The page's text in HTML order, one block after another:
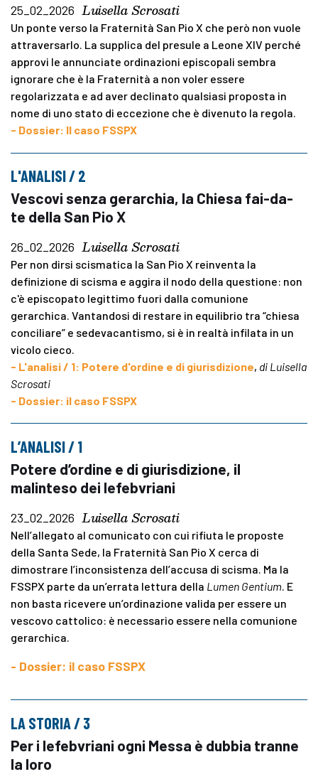
25_02_2026 Luisella Scrosati
Un ponte verso la Fraternità San Pio X che però non vuole
attraversarlo. La supplica del presule a Leone XIV perché
approvi le annunciate ordinazioni episcopali sembra
ignorare che è la Fraternità a non voler essere
regolarizzata e ad aver declinato qualsiasi proposta in
nome di uno stato di eccezione che è divenuto la regola.
- Dossier: Il caso FSSPX
L'ANALISI / 2
Vescovi senza gerarchia, la Chiesa fai-da-
te della San Pio X
26_02_2026 Luisella Scrosati
Per non dirsi scismatica la San Pio X reinventa la
definizione di scisma e aggira il nodo della questione: non
c'è episcopato legittimo fuori dalla comunione
gerarchica. Vantandosi di restare in equilibrio tra “chiesa
conciliare” e sedevacantismo, si è in realtà infilata in un
vicolo cieco.
- L'analisi / 1: Potere d'ordine e di giurisdizione, di Luisella
Scrosati
- Dossier: il caso FSSPX
L’ANALISI / 1
Potere d’ordine e di giurisdizione, il
malinteso dei lefebvriani
23_02_2026 Luisella Scrosati
Nell’allegato al comunicato con cui rifiuta le proposte
della Santa Sede, la Fraternità San Pio X cerca di
dimostrare l’inconsistenza dell’accusa di scisma. Ma la
FSSPX parte da un’errata lettura della Lumen Gentium. E
non basta ricevere un’ordinazione valida per essere un
vescovo cattolico: è necessario essere nella comunione
gerarchica.
- Dossier: il caso FSSPX
LA STORIA / 3
Per i lefebvriani ogni Messa è dubbia tranne
la loro